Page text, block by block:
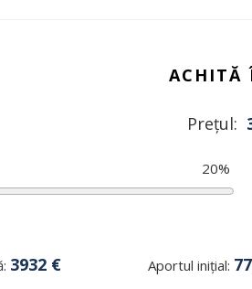
ACHITĂ
Prețul:
20%
3932€ Aportul inițial: